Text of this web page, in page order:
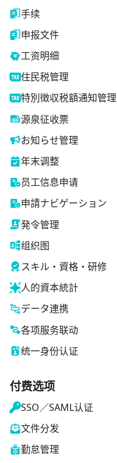
手续
申报文件
工资明细
住民税管理
特別徴収税額通知管理
源泉征收票
お知らせ管理
年末调整
员工信息申请
申請ナビゲーション
発令管理
组织图
スキル・資格・研修
人的資本統計
データ連携
各项服务联动
统一身份认证
付费选项
SSO／SAML认证
文件分发
勤怠管理